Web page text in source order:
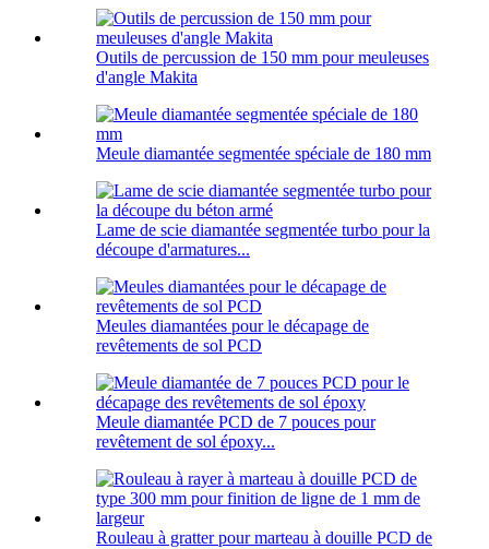
Outils de percussion de 150 mm pour meuleuses
d'angle Makita
Meule diamantée segmentée spéciale de 180 mm
Lame de scie diamantée segmentée turbo pour la
découpe d'armatures...
Meules diamantées pour le décapage de
revêtements de sol PCD
Meule diamantée PCD de 7 pouces pour
revêtement de sol époxy...
Rouleau à gratter pour marteau à douille PCD de